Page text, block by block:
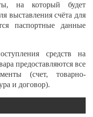
на который будет
выставления счёта для
паспортные данные
средств на
предоставляются все
(счет, товарно-
и договор).